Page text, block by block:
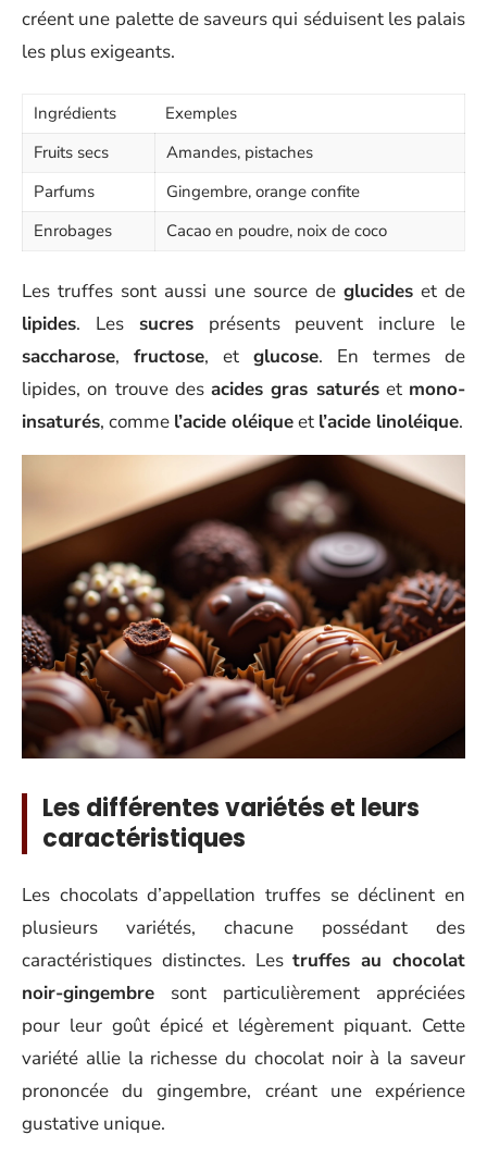
créent une palette de saveurs qui séduisent les palais
les plus exigeants.
Ingrédients
Exemples
Fruits secs
Amandes, pistaches
Parfums
Gingembre, orange confite
Enrobages
Cacao en poudre, noix de coco
Les truffes sont aussi une source de glucides et de
lipides. Les sucresprésents peuvent inclure le
saccharose, fructose, et glucose. En termes de
lipides, on trouve des acides gras saturéset mono-
insaturés, comme l’acide oléiqueet l’acide linoléique.
Les différentes variétés et leurs
caractéristiques
Les chocolats d’appellation truffes se déclinent en
plusieurs variétés, chacune possédant des
caractéristiques distinctes. Lestruffes au chocolat
noir-gingembre sont particulièrement appréciées
pour leur goût épicé et légèrement piquant. Cette
variété allie la richesse du chocolat noir à la saveur
prononcée du gingembre, créant une expérience
gustative unique.